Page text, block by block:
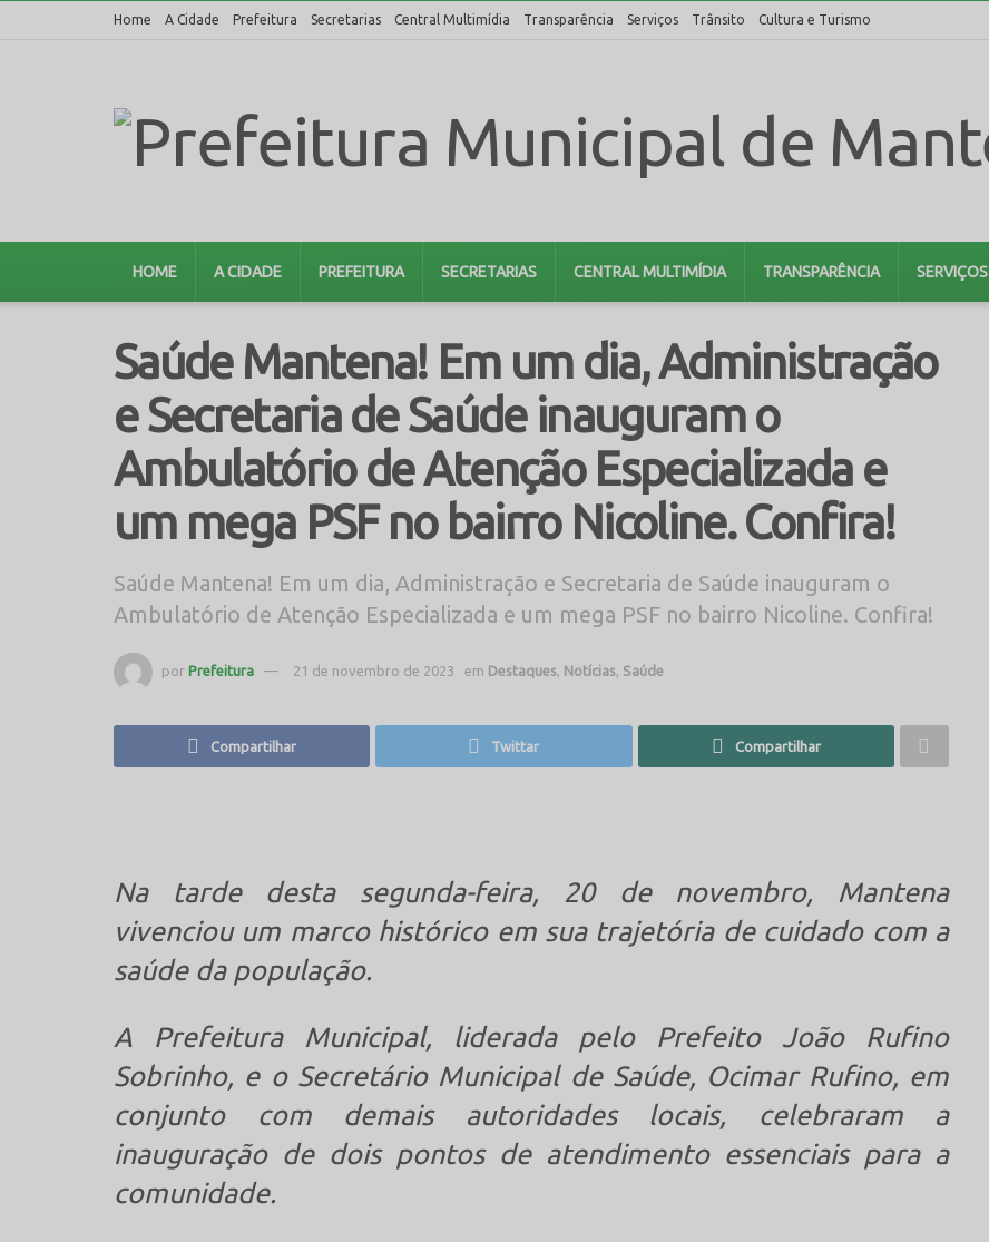
Home A Cidade Prefeitura Secretarias Central Multimídia Transparência Serviços Trânsito Cultura e Turismo
HOME A CIDADE PREFEITURA SECRETARIAS CENTRAL MULTIMÍDIA TRANSPARÊNCIA SERVIÇOS
Saúde Mantena! Em um dia, Administração
e Secretaria de Saúde inauguram o
Ambulatório de Atenção Especializada e
um mega PSF no bairro Nicoline. Confira!
Saúde Mantena! Em um dia, Administração e Secretaria de Saúde inauguram o
Ambulatório de Atenção Especializada e um mega PSF no bairro Nicoline. Confira!
por Prefeitura 21 de novembro de 2023 em Destaques Notícias Saúde
Compartilhar Twittar Compartilhar
Na tarde desta segunda-feira, 20 de novembro, Mantena
vivenciou um marco histórico em sua trajetória de cuidado com a
saúde da população.
A Prefeitura Municipal, liderada pelo Prefeito João Rufino
Sobrinho, e o Secretário Municipal de Saúde, Ocimar Rufino, em
conjunto com demais autoridades locais, celebraram a
inauguração de dois pontos de atendimento essenciais para a
comunidade.